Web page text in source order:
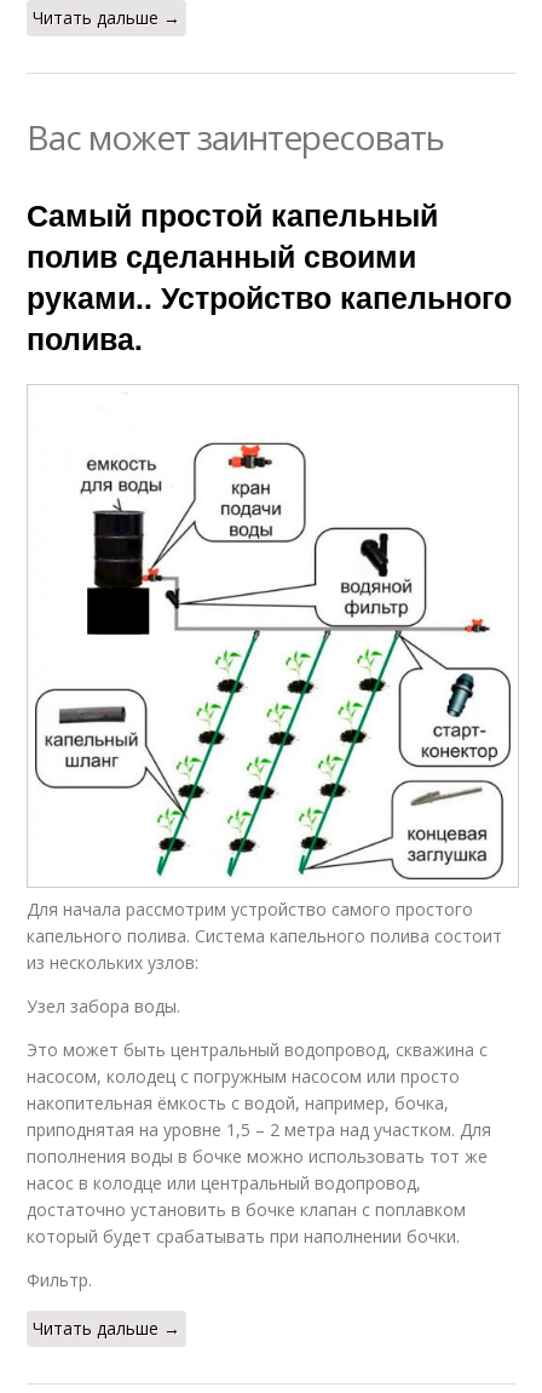
Читать дальше →
Вас может заинтересовать
Самый простой капельный
полив сделанный своими
руками.. Устройство капельного
полива.
Для начала рассмотрим устройство самого простого
капельного полива. Система капельного полива состоит
из нескольких узлов:
Узел забора воды.
Это может быть центральный водопровод, скважина с
насосом, колодец с погружным насосом или просто
накопительная ёмкость с водой, например, бочка,
приподнятая на уровне 1,5 – 2 метра над участком. Для
пополнения воды в бочке можно использовать тот же
насос в колодце или центральный водопровод,
достаточно установить в бочке клапан с поплавком
который будет срабатывать при наполнении бочки.
Фильтр.
Читать дальше →